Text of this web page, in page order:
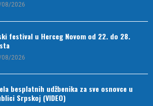
08/2026
festival u Herceg Novom od 22. do 28.
08/2026
besplatnih udžbenika za sve osnovce u
Srpskoj (VIDEO)